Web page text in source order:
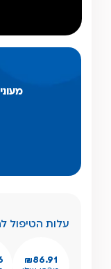
עלות הטיפול
₪86.91